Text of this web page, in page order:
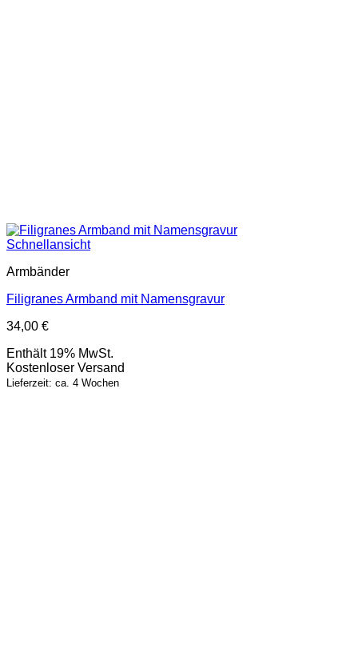
Schnellansicht
Armbänder
Filigranes Armband mit Namensgravur
34,00 €
Enthält 19% MwSt.
Kostenloser Versand
Lieferzeit: ca. 4 Wochen